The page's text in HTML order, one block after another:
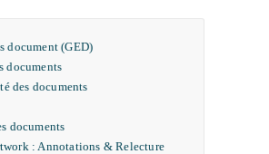
document (GED)
documents
des documents
documents
: Annotations & Relecture